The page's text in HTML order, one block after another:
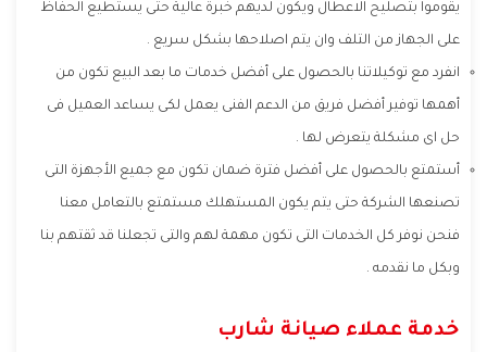
يقوموا بتصليح الاعطال ويكون لديهم خبرة عالية حتى يستطيع الحفاظ
على الجهاز من التلف وان يتم اصلاحها بشكل سريع .
انفرد مع توكيلاتنا بالحصول على أفضل خدمات ما بعد البيع تكون من
أهمها توفير أفضل فريق من الدعم الفنى يعمل لكى يساعد العميل فى
حل اى مشكلة يتعرض لها .
أستمتع بالحصول على أفضل فترة ضمان تكون مع جميع الأجهزة التى
تصنعها الشركة حتى يتم يكون المستهلك مستمتع بالتعامل معنا
فنحن نوفر كل الخدمات التى تكون مهمة لهم والتى تجعلنا قد ثقتهم بنا
وبكل ما نقدمه .
خدمة عملاء صيانة شارب